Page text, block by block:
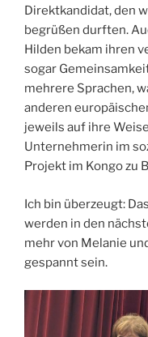
Direktkandidat, den
begrüßen durften.
Hilden bekam ihren
sogar
mehrere Sprachen,
anderen
jeweils auf ihre
Unternehmerin im
Projekt im Kongo zu
Ich bin überzeugt:
werden in den
mehr von Melanie
gespannt sein.